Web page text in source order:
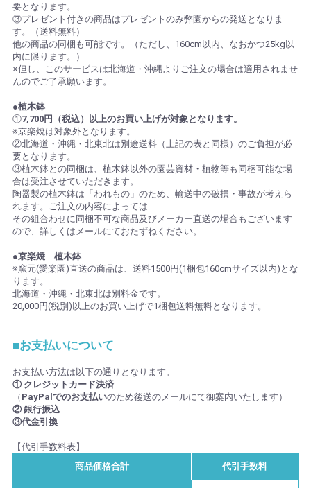
要となります。
③プレゼント付きの商品はプレゼントのみ弊園からの発送となりま
す。（送料無料）
他の商品の同梱も可能です。（ただし、160cm以内、なおかつ25kg以
内に限ります。）
※但し、このサービスは北海道・沖縄よりご注文の場合は適用されませ
んのでご了承願います。
●植木鉢
①7,700円（税込）以上のお買い上げが対象となります。
※京楽焼は対象外となります。
②北海道・沖縄・北東北は別途送料（上記の表と同様）のご負担が必
要となります。
③植木鉢との同梱は、植木鉢以外の園芸資材・植物等も同梱可能な場
合は受注させていただきます。
陶器製の植木鉢は「われもの」のため、輸送中の破損・事故が考えら
れます。ご注文の内容によっては
その組合わせに同梱不可な商品及びメーカー直送の場合もございます
ので、詳しくはメールにておたずねください。
●京楽焼 植木鉢
※窯元(愛楽園)直送の商品は、送料1500円(1梱包160cmサイズ以内)とな
ります。
北海道・沖縄・北東北は別料金です。
20,000円(税別)以上のお買い上げで1梱包送料無料となります。
■お支払いについて
お支払い方法は以下の通りとなります。
① クレジットカード決済
（ PayPalでのお支払いのため後送のメールにて御案内いたします）
② 銀行振込
③代金引換
【代引手数料表】
商品価格合計
代引手数料